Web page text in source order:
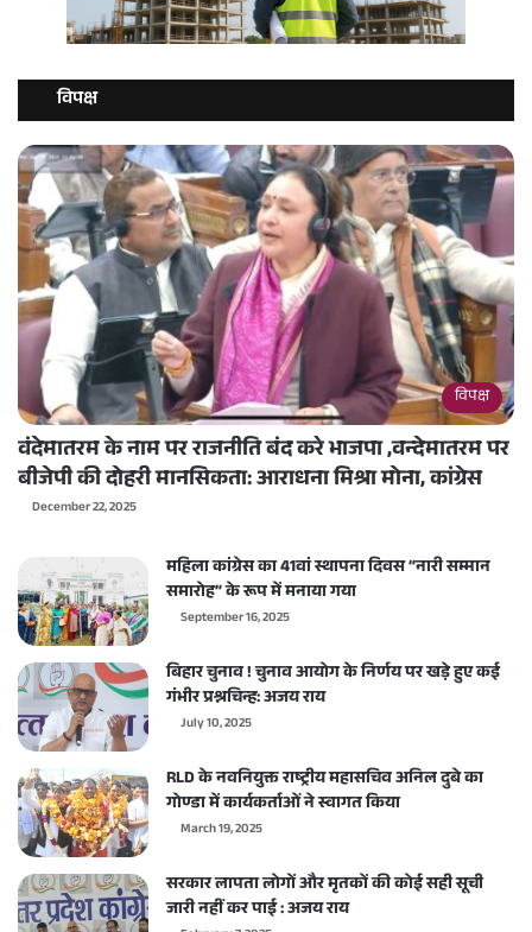
विपक्ष
विपक्ष
वंदेमातरम के नाम पर राजनीति बंद करे भाजपा ,वन्देमातरम पर
बीजेपी की दोहरी मानसिकता: आराधना मिश्रा मोना, कांग्रेस
December 22, 2025
महिला कांग्रेस का 41वां स्थापना दिवस “नारी सम्मान
समारोह” के रूप में मनाया गया
September 16, 2025
बिहार चुनाव ! चुनाव आयोग के निर्णय पर खड़े हुए कई
गंभीर प्रश्नचिन्ह: अजय राय
July 10, 2025
RLD के नवनियुक्त राष्ट्रीय महासचिव अनिल दुबे का
गोण्डा में कार्यकर्ताओं ने स्वागत किया
March 19, 2025
सरकार लापता लोगों और मृतकों की कोई सही सूची
जारी नहीं कर पाई : अजय राय